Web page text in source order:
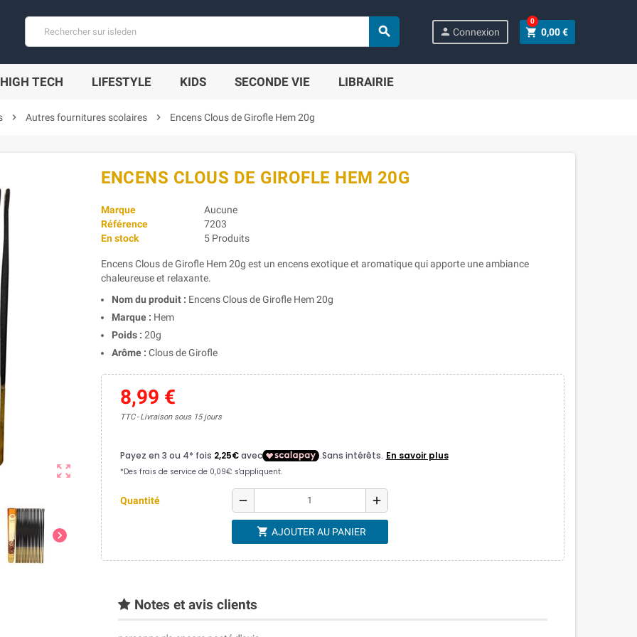
 person Connexion shopping_cart 0,00 €
0
HIGH TECH LIFESTYLE KIDS SECONDE VIE LIBRAIRIE
chevron_right Autres fournitures scolaires chevron_right Encens Clous de Girofle Hem 20g
zoom_out_map
chevron_right
ENCENS CLOUS DE GIROFLE HEM 20G
Marque
Aucune
Référence
7203
En stock
5 Produits
Encens Clous de Girofle Hem 20g est un encens exotique et aromatique qui apporte une ambiance
chaleureuse et relaxante.
Nom du produit : Encens Clous de Girofle Hem 20g
Marque : Hem
Poids : 20g
Arôme : Clous de Girofle
8,99 €
TTC Livraison sous 15 jours
Quantité remove add
shopping_cart AJOUTER AU PANIER
Notes et avis clients